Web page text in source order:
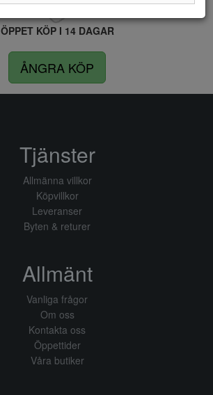
ÖPPET KÖP I 14 DAGAR
ÅNGRA KÖP
Tjänster
Allmänna villkor
Köpvillkor
Leveranser
Byten & returer
Allmänt
Vanliga frågor
Om oss
Kontakta oss
Öppettider
Våra butiker